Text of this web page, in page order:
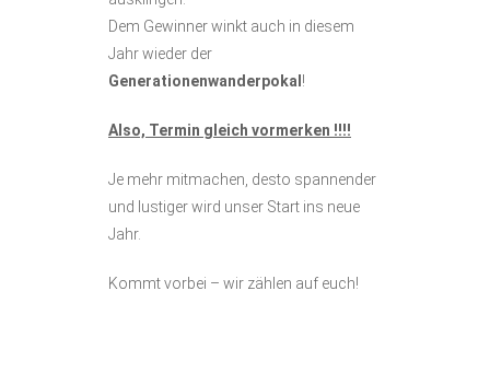
Dem Gewinner winkt auch in diesem
Jahr wieder der
Generationenwanderpokal !
Also, Termin gleich vormerken !!!!
Je mehr mitmachen, desto spannender
und lustiger wird unser Start ins neue
Jahr.
Kommt vorbei – wir zählen auf euch!